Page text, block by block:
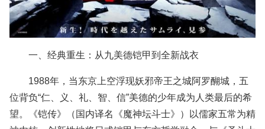
一、经典重生：从九美德铠甲到全新战衣
1988年，当东京上空浮现妖邪帝王之城阿罗醐城，五
位背负“仁、义、礼、智、信”美德的少年成为人类最后的希
望。《铠传》（国内译名《魔神坛斗士》）以儒家五常为精